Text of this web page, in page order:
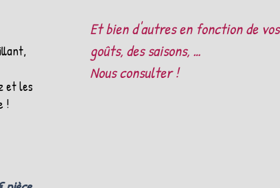
et les
!
Et bien d'autres en fonction de vos
goûts, des saisons, …
Nous consulter !